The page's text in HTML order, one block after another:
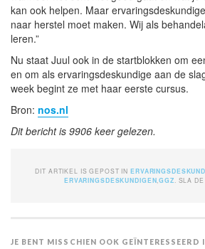
kan ook helpen. Maar
naar herstel moet maken. Wij als
leren.”
Nu staat Juul ook in de startblokken om
en om als ervaringsdeskundige aan de
week begint ze met haar eerste cursus.
Bron: nos.nl
Dit bericht is 9906 keer gelezen.
DIT ARTIKEL IS GEPOST IN
ERVARINGSDESKUNDIGEN ,GGZ . SLA
JE BENT MISSCHIEN OOK GEÏNTERESSEERD